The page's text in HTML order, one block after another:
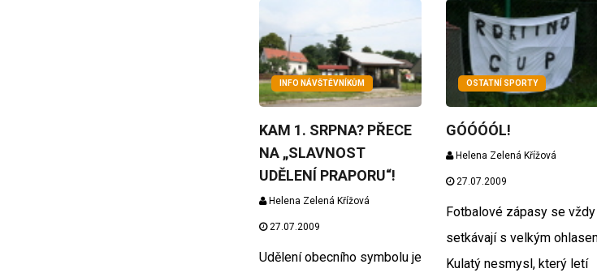
INFO NÁVŠTĚVNÍKŮM
KAM 1. SRPNA? PŘECE
NA „SLAVNOST
UDĚLENÍ PRAPORU“!
Helena Zelená Křížová
27.07.2009
Udělení obecního symbolu je
OSTATNÍ SPORTY
GÓÓÓÓL!
Helena Zelená Křížová
27.07.2009
Fotbalové zápasy se vždy
setkávají s velkým
Kulatý nesmysl, který letí